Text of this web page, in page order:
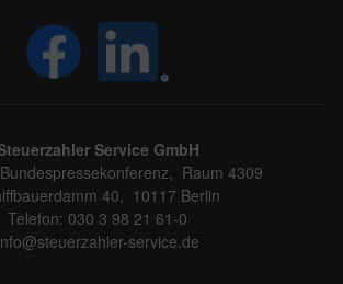
Service GmbH
Raum 4309
40, 10117 Berlin
Telefon: 030 3 98 21 61-0
service.de